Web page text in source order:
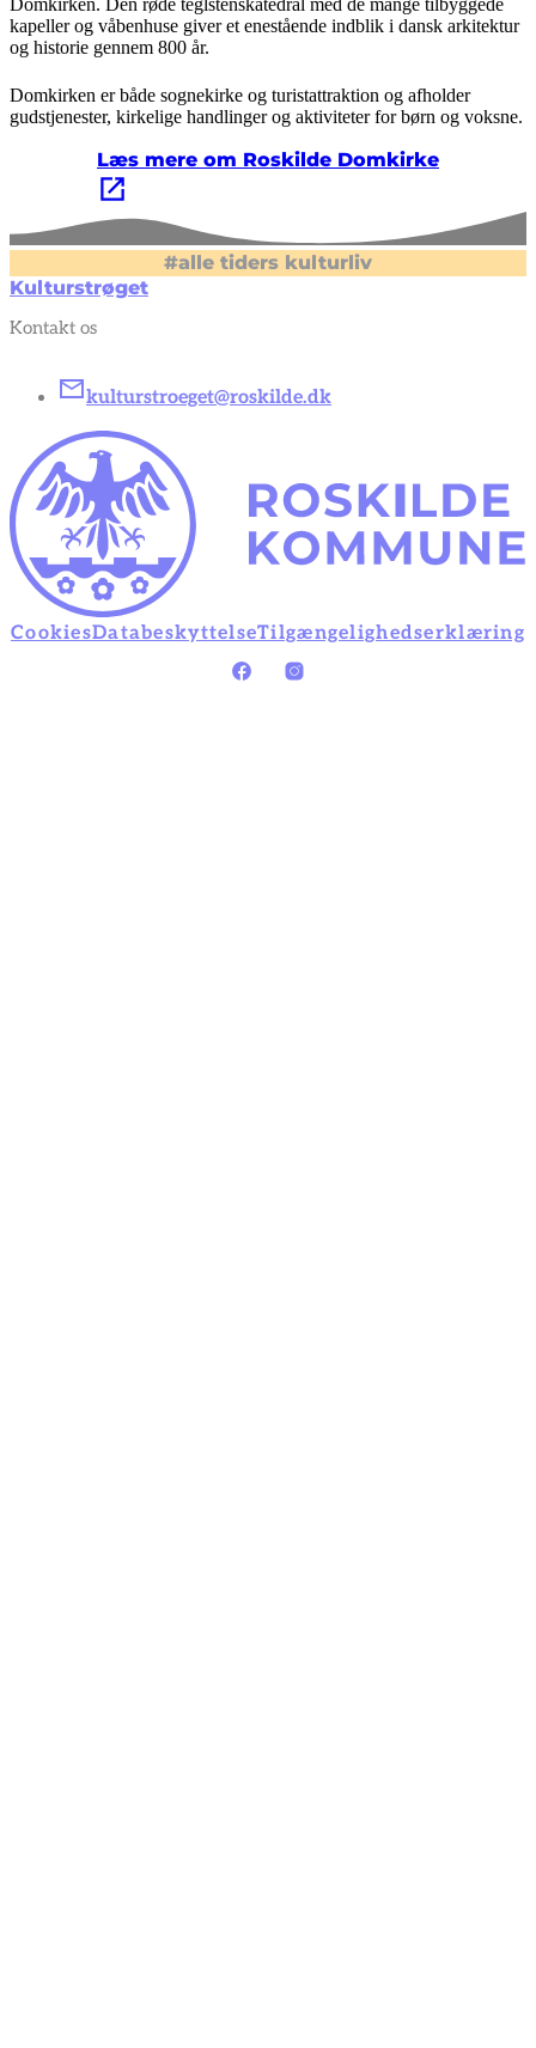
Domkirken. Den røde teglstenskatedral med de mange tilbyggede
kapeller og våbenhuse giver et enestående indblik i dansk arkitektur
og historie gennem 800 år.
Domkirken er både sognekirke og turistattraktion og afholder
gudstjenester, kirkelige handlinger og aktiviteter for børn og voksne.
Læs mere om Roskilde Domkirke
#alle tiders kulturliv
Kulturstrøget
Kontakt os
kulturstroeget@roskilde.dk
CookiesDatabeskyttelseTilgængelighedserklæring